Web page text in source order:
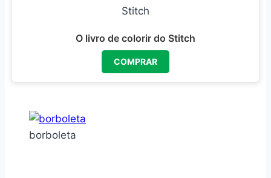
O livro de colorir do Stitch
COMPRAR
borboleta